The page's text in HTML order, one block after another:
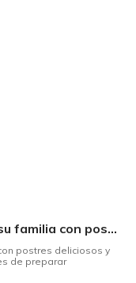
¡Dulce y Saludable! Consienta a su familia con postres deliciosos y sin culpas
postres deliciosos y
de preparar